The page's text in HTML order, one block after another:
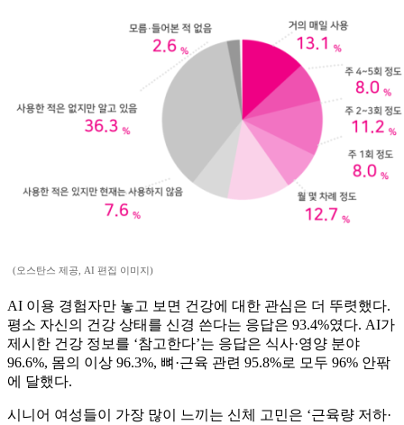
(오스탄스 제공, AI 편집 이미지)
AI 이용 경험자만 놓고 보면 건강에 대한 관심은 더 뚜렷했다.
평소 자신의 건강 상태를 신경 쓴다는 응답은 93.4%였다. AI가
제시한 건강 정보를 ‘참고한다’는 응답은 식사·영양 분야
96.6%, 몸의 이상 96.3%, 뼈·근육 관련 95.8%로 모두 96% 안팎
에 달했다.
시니어 여성들이 가장 많이 느끼는 신체 고민은 ‘근육량 저하·